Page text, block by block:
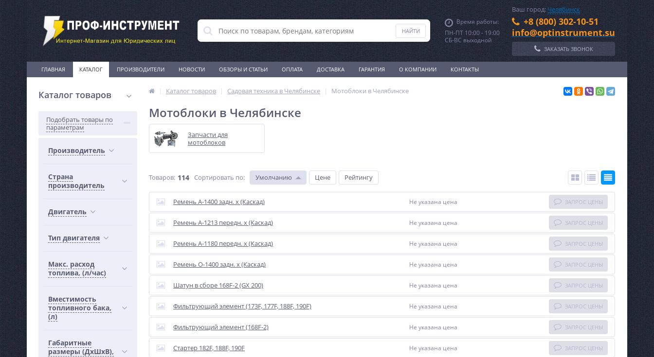
Время работы:
ПН-ПТ 10:00 - 19:00
СБ-ВС выходной
Ваш город: Челябинск
+8 (800) 302-10-51
info@optinstrument.su
ЗАКАЗАТЬ ЗВОНОК
ГЛАВНАЯ КАТАЛОГ ПРОИЗВОДИТЕЛИ НОВОСТИ ОБЗОРЫ И СТАТЬИ ОПЛАТА ДОСТАВКА ГАРАНТИЯ О КОМПАНИИ КОНТАКТЫ
Каталог товаров
Подобрать товары по
параметрам
Производитель
Страна
производитель
Двигатель
Тип двигателя
Макс. расход
топлива, (л/час)
Вместимость
топливного бака,
(л)
Габаритные
размеры (ДхШхВ),
Каталог товаров Садовая техника в Челябинске Мотоблоки в Челябинске
Мотоблоки в Челябинске
Запчасти для
мотоблоков
Товаров: 114 Сортировать по: Умолчанию Цене Рейтингу
Ремень А-1400 задн. х (Каскад) Не указана цена ЗАПРОС ЦЕНЫ
Ремень А-1213 передн. х (Каскад) Не указана цена ЗАПРОС ЦЕНЫ
Ремень А-1180 передн. х (Каскад) Не указана цена ЗАПРОС ЦЕНЫ
Ремень O-1400 задн. х (Каскад) Не указана цена ЗАПРОС ЦЕНЫ
Шатун в сборе 168F-2 (GX 200) Не указана цена ЗАПРОС ЦЕНЫ
Фильтрующий элемент (173F, 177F, 188F, 190F) Не указана цена ЗАПРОС ЦЕНЫ
Фильтрующий элемент (168F-2) Не указана цена ЗАПРОС ЦЕНЫ
Стартер 182F, 188F, 190F Не указана цена ЗАПРОС ЦЕНЫ